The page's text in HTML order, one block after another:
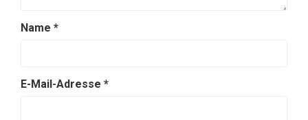
Name *
E-Mail-Adresse *